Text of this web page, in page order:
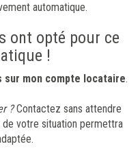
automatique.
ont opté pour ce
!
sur mon compte locataire.
?Contactez sans attendre
votre situation permettra